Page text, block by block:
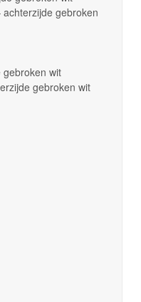
gebroken
wit
gebroken wit